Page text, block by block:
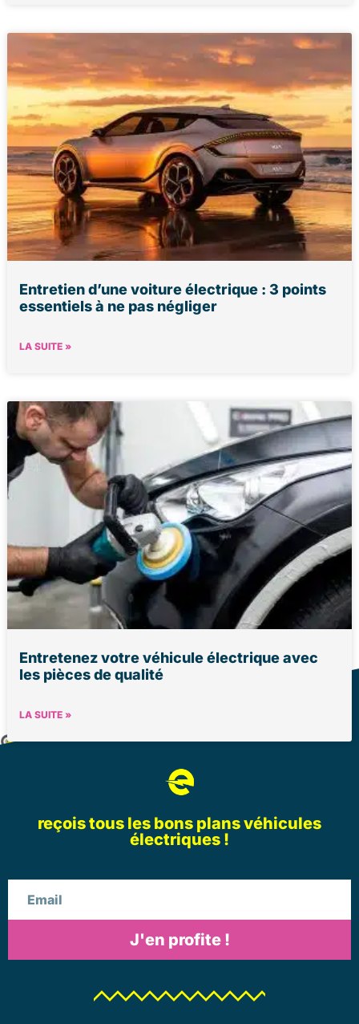
Entretien d’une voiture électrique : 3 points
essentiels à ne pas négliger
LA SUITE »
Entretenez votre véhicule électrique avec
les pièces de qualité
LA SUITE »
reçois tous les bons plans véhicules
électriques !
J'en profite !